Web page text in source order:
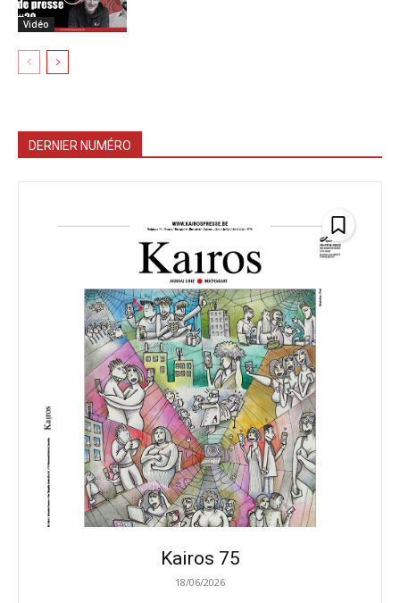
Vidéo
DERNIER NUMÉRO
Kairos 75
18/06/2026